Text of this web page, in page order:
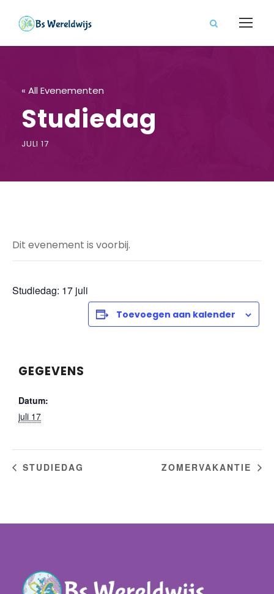
« All Evenementen
Studiedag
JULI 17
Dit evenement is voorbij.
Studiedag: 17 juli
Toevoegen aan kalender
GEGEVENS
Datum:
juli 17
STUDIEDAG ZOMERVAKANTIE